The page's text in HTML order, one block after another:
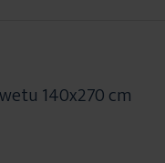
140x270 cm